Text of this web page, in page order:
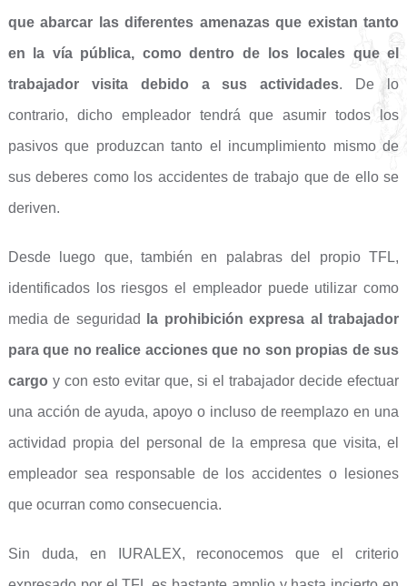
que abarcar las diferentes amenazas que existan tanto
en la vía pública, como dentro de los locales que el
trabajador visita debido a sus actividades. De lo
contrario, dicho empleador tendrá que asumir todos los
pasivos que produzcan tanto el incumplimiento mismo de
sus deberes como los accidentes de trabajo que de ello se
deriven.
Desde luego que, también en palabras del propio TFL,
identificados los riesgos el empleador puede utilizar como
media de seguridad
la prohibición expresa al trabajador
para que no realice acciones que no son propias de sus
cargo y con esto evitar que, si el trabajador decide efectuar
una acción de ayuda, apoyo o incluso de reemplazo en una
actividad propia del personal de la empresa que visita, el
empleador sea responsable de los accidentes o lesiones
que ocurran como consecuencia.
Sin duda, en IURALEX, reconocemos que el criterio